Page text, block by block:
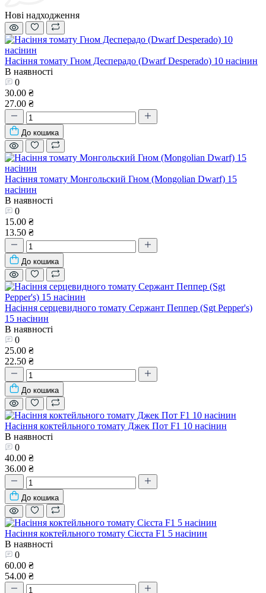
Нові надходження
Насіння томату Гном Десперадо (Dwarf Desperado) 10 насінин
В наявності
0
30.00 ₴
27.00 ₴
До кошика
Насіння томату Монгольский Гном (Mongolian Dwarf) 15
насінин
В наявності
0
15.00 ₴
13.50 ₴
До кошика
Насіння серцевидного томату Сержант Пеппер (Sgt Pepper's)
15 насінин
В наявності
0
25.00 ₴
22.50 ₴
До кошика
Насіння коктейльного томату Джек Пот F1 10 насінин
В наявності
0
40.00 ₴
36.00 ₴
До кошика
Насіння коктейльного томату Сієста F1 5 насінин
В наявності
0
60.00 ₴
54.00 ₴